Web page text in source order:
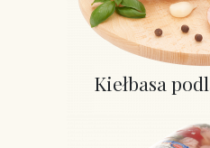
Kiełbasa